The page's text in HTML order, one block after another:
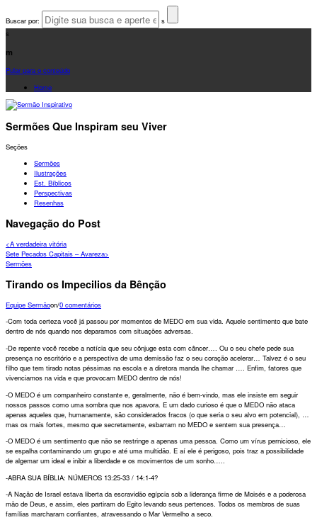
Buscar por:
s
s
m
Pular para o conteúdo
Home
Sermões Que Inspiram seu Viver
Seções
Sermões
Ilustrações
Est. Bíblicos
Perspectivas
Resenhas
Navegação do Post
<A verdadeira vitória
Sete Pecados Capitais – Avareza>
Sermões
Tirando os Impecilios da Bênção
Equipe Sermãoon/0 comentários
-Com toda certeza você já passou por momentos de MEDO em sua vida. Aquele sentimento que bate
dentro de nós quando nos deparamos com situações adversas.
-De repente você recebe a notícia que seu cônjuge esta com câncer…. Ou o seu chefe pede sua
presença no escritório e a perspectiva de uma demissão faz o seu coração acelerar… Talvez é o seu
filho que tem tirado notas péssimas na escola e a diretora manda lhe chamar …. Enfim, fatores que
vivenciamos na vida e que provocam MEDO dentro de nós!
-O MEDO é um companheiro constante e, geralmente, não é bem-vindo, mas ele insiste em seguir
nossos passos como uma sombra que nos apavora. E um dado curioso é que o MEDO não ataca
apenas aqueles que, humanamente, são considerados fracos (o que seria o seu alvo em potencial), …
mas os mais fortes, mesmo que secretamente, esbarram no MEDO e sentem sua presença…
-O MEDO é um sentimento que não se restringe a apenas uma pessoa. Como um vírus pernicioso, ele
se espalha contaminando um grupo e até uma multidão. E aí ele é perigoso, pois traz a possibilidade
de algemar um ideal e inibir a liberdade e os movimentos de um sonho…..
-ABRA SUA BÍBLIA: NÚMEROS 13:25-33 / 14:1-4?
-A Nação de Israel estava liberta da escravidão egípcia sob a liderança firme de Moisés e a poderosa
mão de Deus, e assim, eles partiram do Egito levando seus pertences. Todos os membros de suas
famílias marcharam confiantes, atravessando o Mar Vermelho a seco.